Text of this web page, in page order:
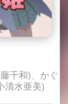
千和)、かぐ
清水亜美)